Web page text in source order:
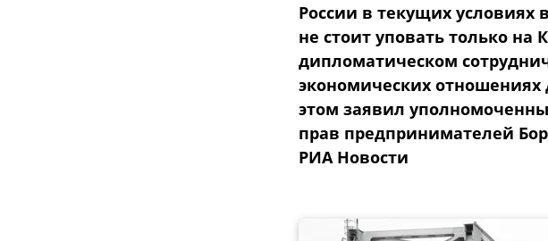
России в текущих
не стоит уповать только
дипломатическом
экономических отношениях
этом заявил
прав предпринимателей
РИА Новости